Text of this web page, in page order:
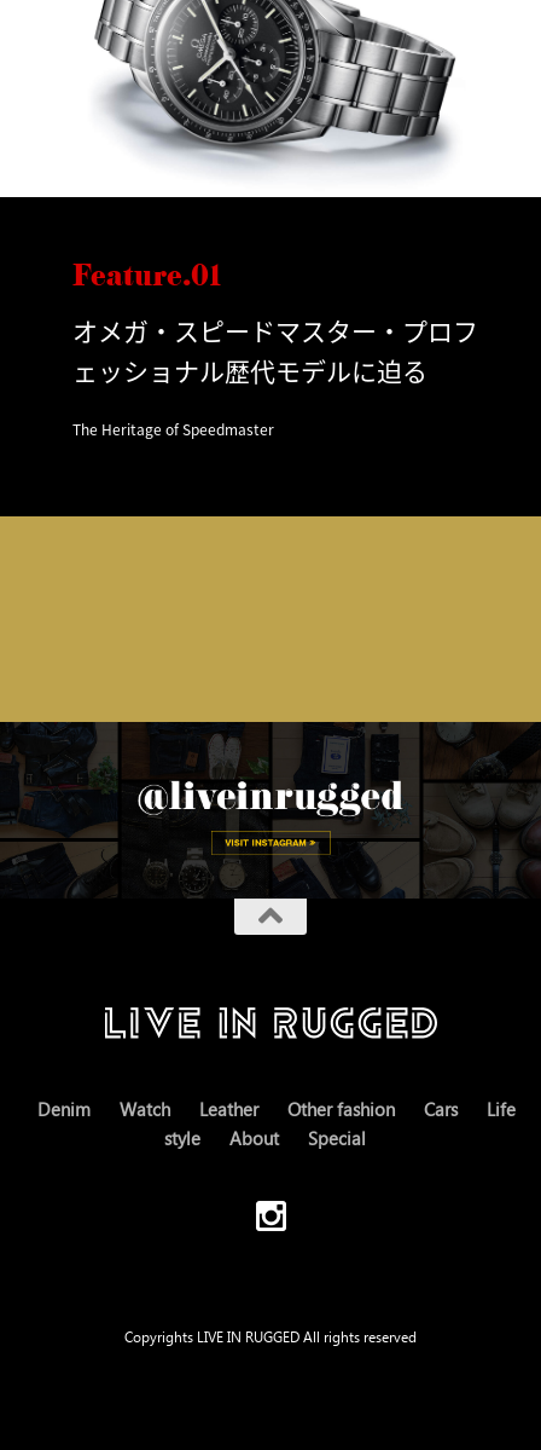
Feature.01
オメガ・スピードマスター・プロフ
ェッショナル歴代モデルに迫る
The Heritage of Speedmaster
Denim Watch Leather Other fashion Cars
Life
style
About Special
Copyrights LIVE IN RUGGED All rights reserved